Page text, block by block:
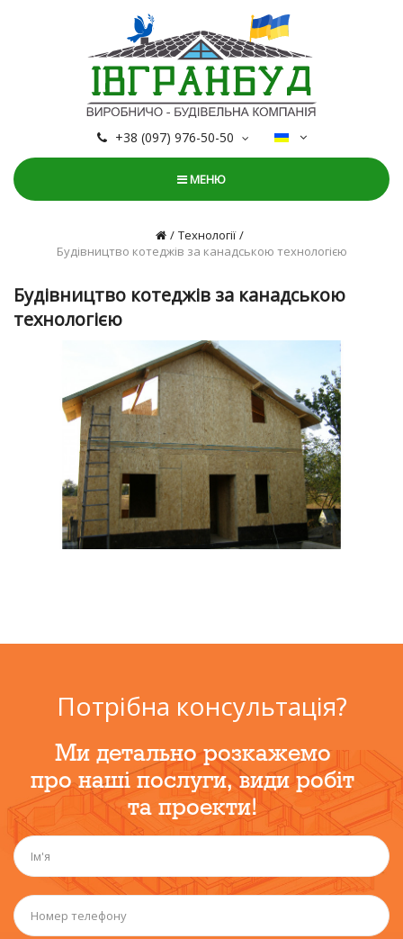
+38 (097) 976-50-50
МЕНЮ
Технології
Будівництво котеджів за канадською технологією
Будівництво котеджів за канадською
технологією
Потрібна консультація?
Ми детально розкажемо
про наші послуги, види робіт
та проекти!